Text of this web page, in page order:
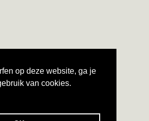
op deze website, ga je
van cookies.
Orval